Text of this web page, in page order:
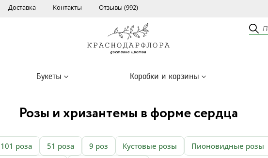
Доставка Контакты Отзывы (992)
Букеты Коробки и корзины
Розы и хризантемы в форме сердца
101 роза 51 роза 9 роз Кустовые розы Пионовидные розы